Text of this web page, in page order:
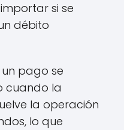
si se
débito
un pago se
cuando la
la operación
lo que